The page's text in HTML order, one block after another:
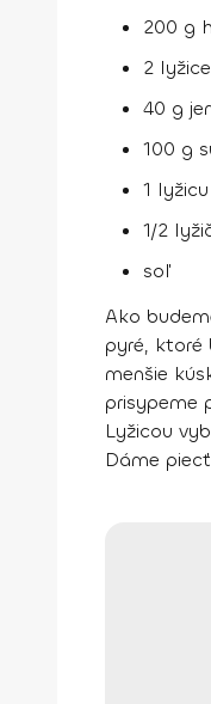
200 g
2
40 g
100 g
1
1/2
soľ
Ako
pyré, ktoré
menšie
prisypeme
Lyžicou
Dáme